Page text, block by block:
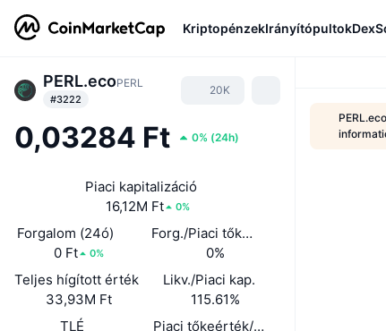
KriptopénzekIrányítópultok
PERL.ecoPERL
#3222
20K
0,03284 Ft 0% (24h)
Piaci kapitalizáció
16,12M Ft
0%
Forgalom (24ó)
0 Ft
0%
Forg./Piaci tőkeé. (24ó)
0%
Teljes hígított érték
33,93M Ft
Likv./Piaci kap.
115.61%
TLÉ
Piaci tőkeérték/TLÉ